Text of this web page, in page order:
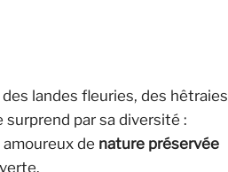
landes fleuries, des hêtraies
par sa diversité :
de nature préservée